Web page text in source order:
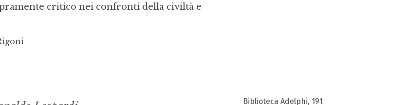
critico nei confronti della civiltà e
Biblioteca Adelphi, 191